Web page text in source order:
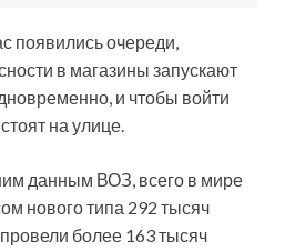
появились очереди,
в магазины запускают
и чтобы войти
на улице.
данным ВОЗ, всего в мире
нового типа 292 тысяч
более 163 тысяч